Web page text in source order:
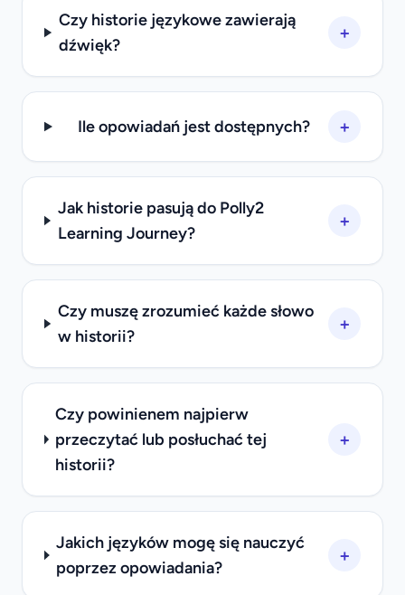
Czy historie językowe zawierają
dźwięk?
+
Ile opowiadań jest dostępnych? +
Jak historie pasują do Polly2
Learning Journey?
+
Czy muszę zrozumieć każde słowo
w historii?
+
Czy powinienem najpierw
przeczytać lub posłuchać tej
historii?
+
Jakich języków mogę się nauczyć
poprzez opowiadania?
+